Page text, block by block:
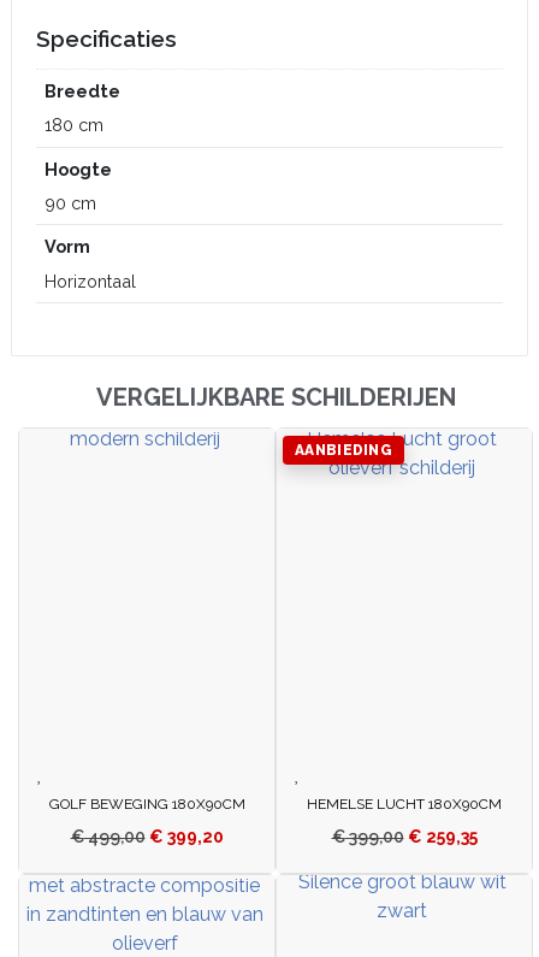
Specificaties
Breedte
180 cm
Hoogte
90 cm
Vorm
Horizontaal
VERGELIJKBARE SCHILDERIJEN
GOLF BEWEGING 180X90CM
€499,00 € 399,20
AANBIEDING
HEMELSE LUCHT 180X90CM
€399,00 € 259,35